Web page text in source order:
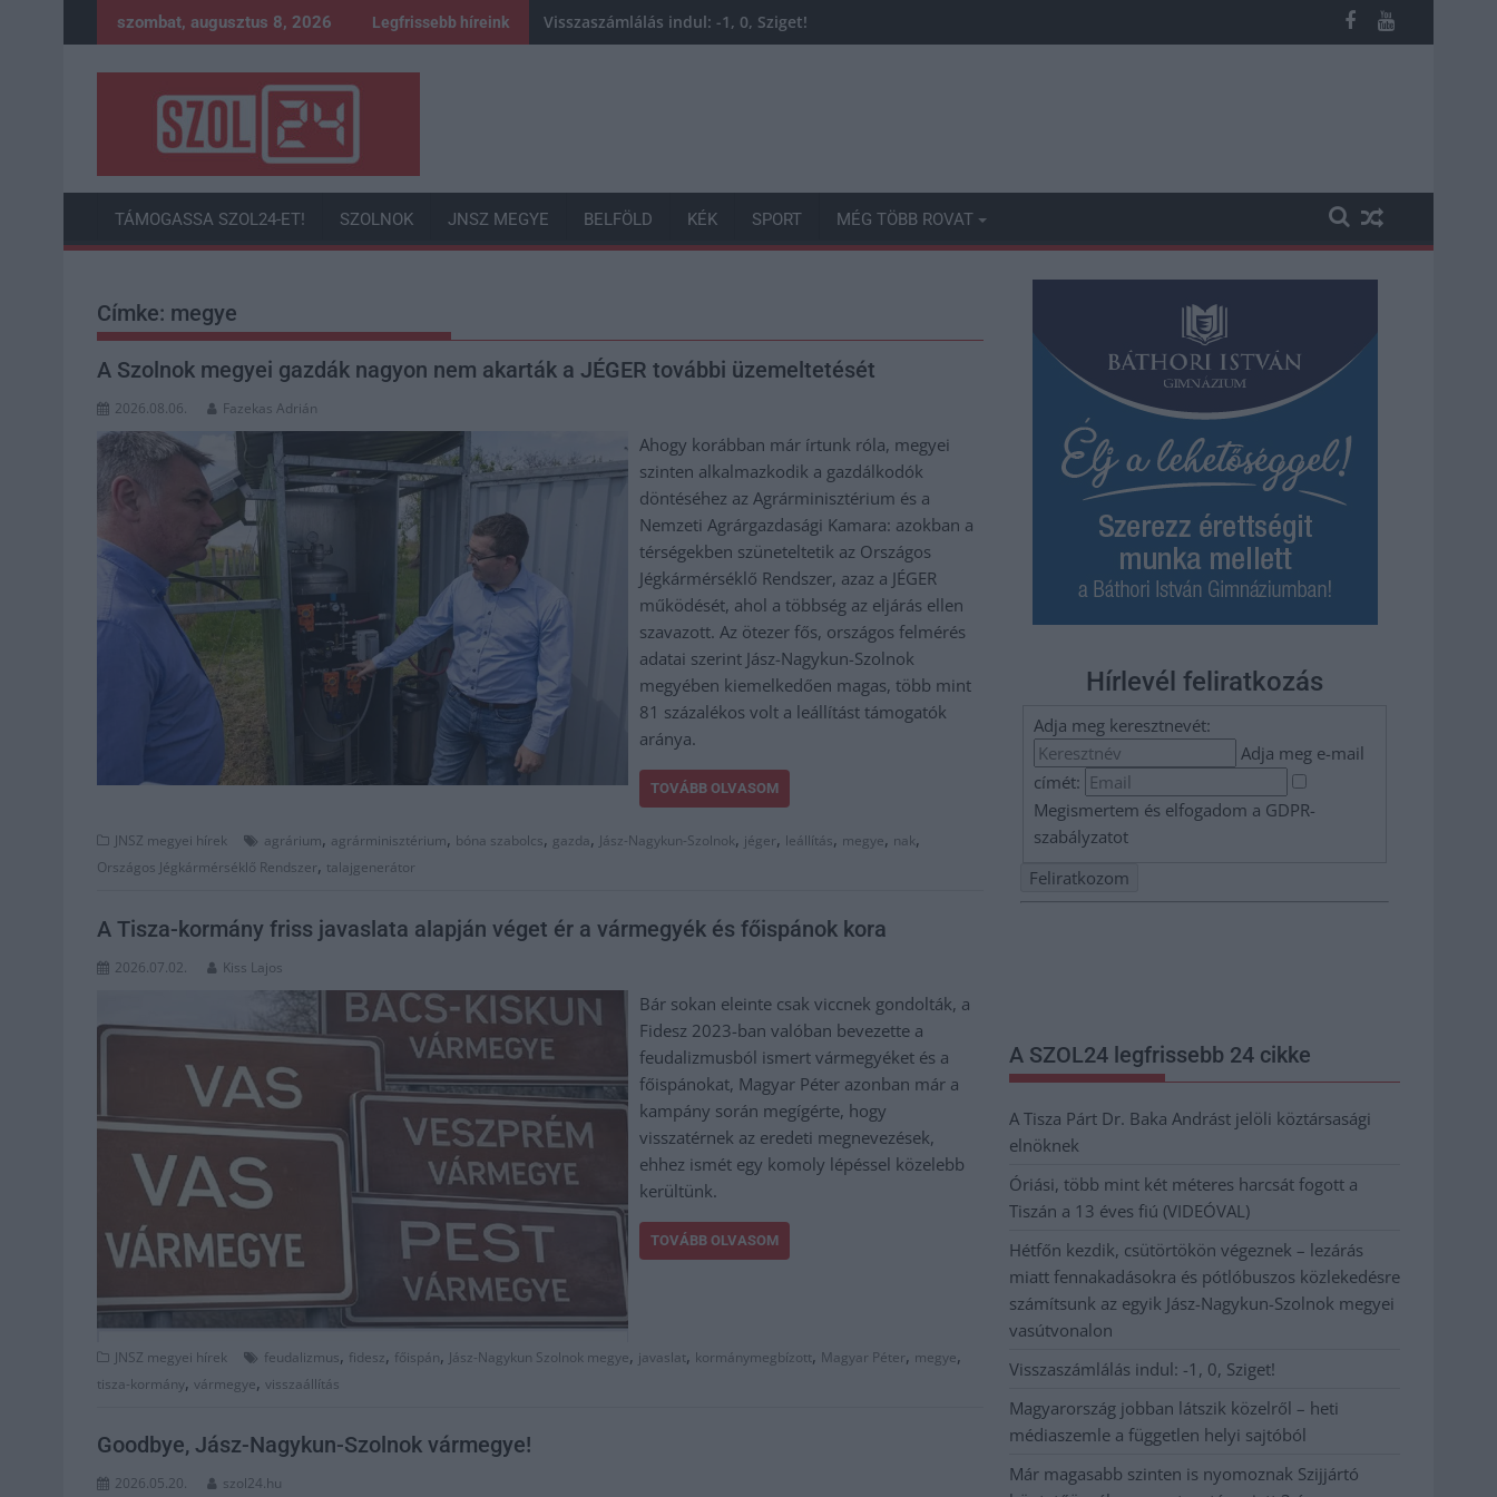
to
szombat, augusztus 8, 2026 Legfrissebb híreink Visszaszámlálás indul: -1, 0, Sziget!
TÁMOGASSA SZOL24-ET! SZOLNOK JNSZ MEGYE BELFÖLD KÉK SPORT MÉG TÖBB ROVAT
Címke: megye
A Szolnok megyei gazdák nagyon nem akarták a JÉGER további üzemeltetését
2026.08.06. Fazekas Adrián
Ahogy korábban már írtunk róla, megyei
szinten alkalmazkodik a gazdálkodók
döntéséhez az Agrárminisztérium és a
Nemzeti Agrárgazdasági Kamara: azokban a
térségekben szüneteltetik az Országos
Jégkármérséklő Rendszer, azaz a JÉGER
működését, ahol a többség az eljárás ellen
szavazott. Az ötezer fős, országos felmérés
adatai szerint Jász-Nagykun-Szolnok
megyében kiemelkedően magas, több mint
81 százalékos volt a leállítást támogatók
aránya.
TOVÁBB OLVASOM
JNSZ megyei hírek agrárium, agrárminisztérium, bóna szabolcs, gazda, Jász-Nagykun-Szolnok, jéger, leállítás, megye, nak,
Országos Jégkármérséklő Rendszer, talajgenerátor
A Tisza-kormány friss javaslata alapján véget ér a vármegyék és főispánok kora
2026.07.02. Kiss Lajos
Bár sokan eleinte csak viccnek gondolták, a
Fidesz 2023-ban valóban bevezette a
feudalizmusból ismert vármegyéket és a
főispánokat, Magyar Péter azonban már a
kampány során megígérte, hogy
visszatérnek az eredeti megnevezések,
ehhez ismét egy komoly lépéssel közelebb
kerültünk.
TOVÁBB OLVASOM
JNSZ megyei hírek feudalizmus, fidesz, főispán, Jász-Nagykun Szolnok megye, javaslat, kormánymegbízott, Magyar Péter, megye,
tisza-kormány, vármegye, visszaállítás
Goodbye, Jász-Nagykun-Szolnok vármegye!
2026.05.20. szol24.hu
Hírlevél feliratkozás
Adja meg keresztnevét:
Adja meg e-mail
címét:
Megismertem és elfogadom a GDPR-
szabályzatot
A SZOL24 legfrissebb 24 cikke
A Tisza Párt Dr. Baka Andrást jelöli köztársasági
elnöknek
Óriási, több mint két méteres harcsát fogott a
Tiszán a 13 éves fiú (VIDEÓVAL)
Hétfőn kezdik, csütörtökön végeznek – lezárás
miatt fennakadásokra és pótlóbuszos közlekedésre
számítsunk az egyik Jász-Nagykun-Szolnok megyei
vasútvonalon
Visszaszámlálás indul: -1, 0, Sziget!
Magyarország jobban látszik közelről – heti
médiaszemle a független helyi sajtóból
Már magasabb szinten is nyomoznak Szijjártó